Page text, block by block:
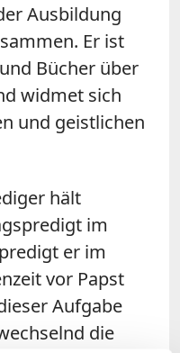
Ausbildung
Er ist
Bücher über
widmet sich
und geistlichen
hält
im
er im
vor Papst
Aufgabe
die